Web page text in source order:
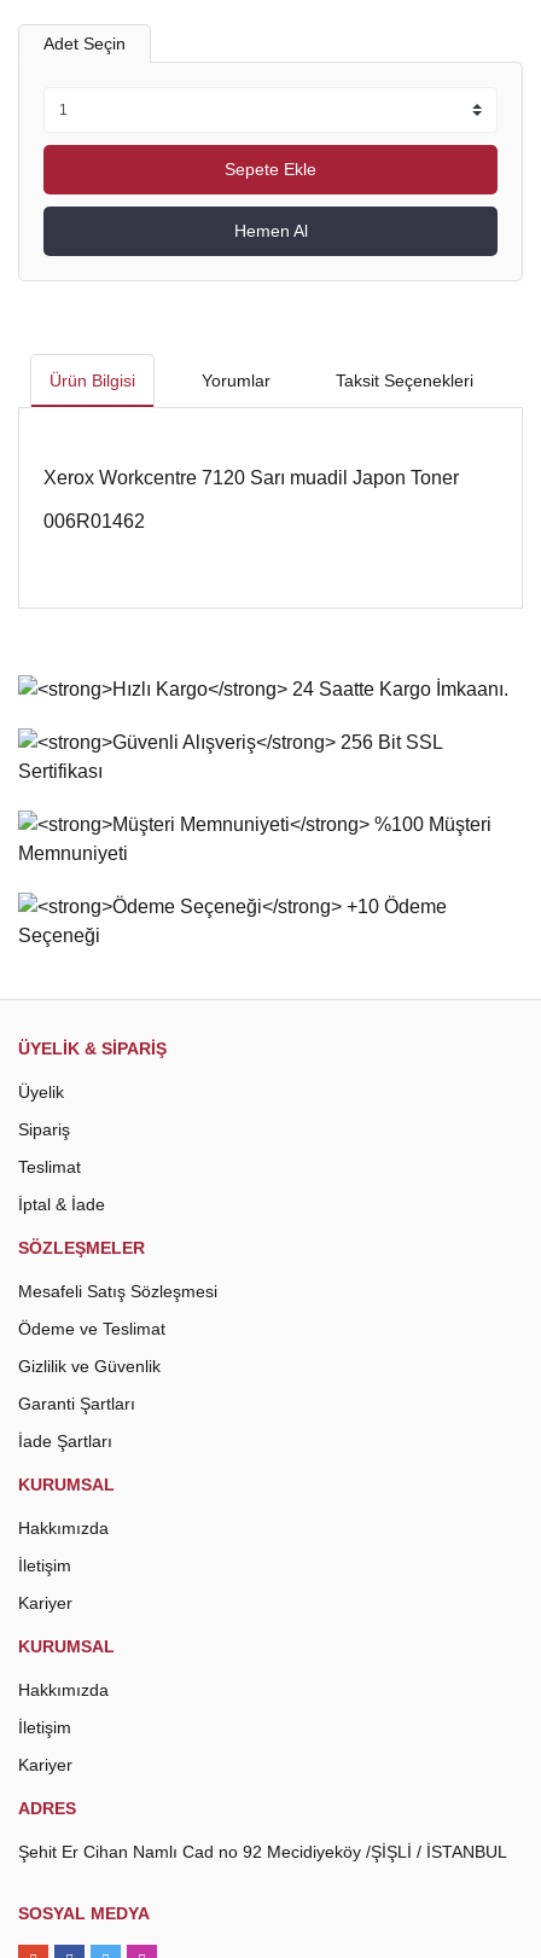
Adet Seçin
Sepete Ekle
Hemen Al
Ürün Bilgisi Yorumlar Taksit Seçenekleri
Xerox Workcentre 7120 Sarı muadil Japon Toner
006R01462
Bu ürünün fiyat bilgisi, resim, ürün açıklamalarında ve diğer
Görüş ve önerileriniz için teşekkür ederiz.
Ürün resmi kalitesiz, bozuk veya görüntülenemiyor.
Ürün açıklamasında eksik bilgiler bulunuyor.
Ürün fiyatı diğer sitelerden daha pahalı.
ÜYELİK & SİPARİŞ
Üyelik
Sipariş
Teslimat
İptal & İade
SÖZLEŞMELER
Mesafeli Satış Sözleşmesi
Ödeme ve Teslimat
Gizlilik ve Güvenlik
Garanti Şartları
İade Şartları
KURUMSAL
Hakkımızda
İletişim
Kariyer
KURUMSAL
Hakkımızda
İletişim
Kariyer
ADRES
Şehit Er Cihan Namlı Cad no 92 Mecidiyeköy /ŞİŞLİ / İSTANBUL
SOSYAL MEDYA